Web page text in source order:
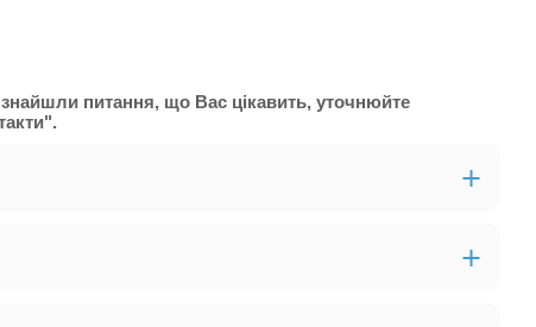
питання, що Вас цікавить, уточнюйте